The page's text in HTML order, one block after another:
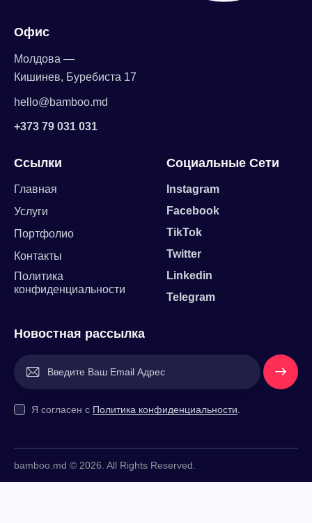
Офис
Молдова —
Кишинев, Буребиста 17
hello@bamboo.md
+373 79 031 031
Ссылки
Главная
Услуги
Портфолио
Контакты
Политика
конфиденциальности
Социальные Сети
Instagram
Facebook
TikTok
Twitter
Linkedin
Telegram
Новостная рассылка
Напишит
Я согласен с Политика конфиденциальности
bamboo.md © 2026. All Rights Reserved.